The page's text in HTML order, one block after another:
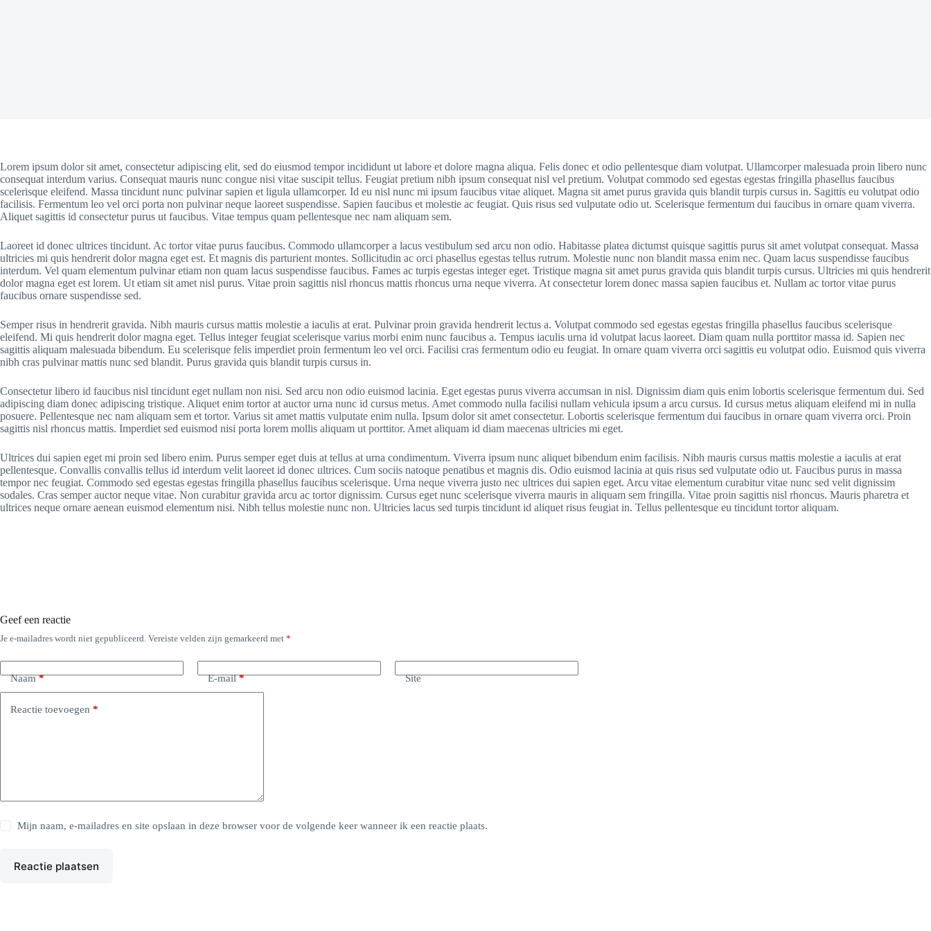
Lorem ipsum dolor sit amet, consectetur adipiscing elit, sed do eiusmod tempor incididunt ut labore et dolore magna aliqua. Felis donec et odio pellentesque diam volutpat. Ullamcorper malesuada proin libero nunc
consequat interdum varius. Consequat mauris nunc congue nisi vitae suscipit tellus. Feugiat pretium nibh ipsum consequat nisl vel pretium. Volutpat commodo sed egestas egestas fringilla phasellus faucibus
scelerisque eleifend. Massa tincidunt nunc pulvinar sapien et ligula ullamcorper. Id eu nisl nunc mi ipsum faucibus vitae aliquet. Magna sit amet purus gravida quis blandit turpis cursus in. Sagittis eu volutpat odio
facilisis. Fermentum leo vel orci porta non pulvinar neque laoreet suspendisse. Sapien faucibus et molestie ac feugiat. Quis risus sed vulputate odio ut. Scelerisque fermentum dui faucibus in ornare quam viverra.
Aliquet sagittis id consectetur purus ut faucibus. Vitae tempus quam pellentesque nec nam aliquam sem.
Laoreet id donec ultrices tincidunt. Ac tortor vitae purus faucibus. Commodo ullamcorper a lacus vestibulum sed arcu non odio. Habitasse platea dictumst quisque sagittis purus sit amet volutpat consequat. Massa
ultricies mi quis hendrerit dolor magna eget est. Et magnis dis parturient montes. Sollicitudin ac orci phasellus egestas tellus rutrum. Molestie nunc non blandit massa enim nec. Quam lacus suspendisse faucibus
interdum. Vel quam elementum pulvinar etiam non quam lacus suspendisse faucibus. Fames ac turpis egestas integer eget. Tristique magna sit amet purus gravida quis blandit turpis cursus. Ultricies mi quis hendrerit
dolor magna eget est lorem. Ut etiam sit amet nisl purus. Vitae proin sagittis nisl rhoncus mattis rhoncus urna neque viverra. At consectetur lorem donec massa sapien faucibus et. Nullam ac tortor vitae purus
faucibus ornare suspendisse sed.
Semper risus in hendrerit gravida. Nibh mauris cursus mattis molestie a iaculis at erat. Pulvinar proin gravida hendrerit lectus a. Volutpat commodo sed egestas egestas fringilla phasellus faucibus scelerisque
eleifend. Mi quis hendrerit dolor magna eget. Tellus integer feugiat scelerisque varius morbi enim nunc faucibus a. Tempus iaculis urna id volutpat lacus laoreet. Diam quam nulla porttitor massa id. Sapien nec
sagittis aliquam malesuada bibendum. Eu scelerisque felis imperdiet proin fermentum leo vel orci. Facilisi cras fermentum odio eu feugiat. In ornare quam viverra orci sagittis eu volutpat odio. Euismod quis viverra
nibh cras pulvinar mattis nunc sed blandit. Purus gravida quis blandit turpis cursus in.
Consectetur libero id faucibus nisl tincidunt eget nullam non nisi. Sed arcu non odio euismod lacinia. Eget egestas purus viverra accumsan in nisl. Dignissim diam quis enim lobortis scelerisque fermentum dui. Sed
adipiscing diam donec adipiscing tristique. Aliquet enim tortor at auctor urna nunc id cursus metus. Amet commodo nulla facilisi nullam vehicula ipsum a arcu cursus. Id cursus metus aliquam eleifend mi in nulla
posuere. Pellentesque nec nam aliquam sem et tortor. Varius sit amet mattis vulputate enim nulla. Ipsum dolor sit amet consectetur. Lobortis scelerisque fermentum dui faucibus in ornare quam viverra orci. Proin
sagittis nisl rhoncus mattis. Imperdiet sed euismod nisi porta lorem mollis aliquam ut porttitor. Amet aliquam id diam maecenas ultricies mi eget.
Ultrices dui sapien eget mi proin sed libero enim. Purus semper eget duis at tellus at urna condimentum. Viverra ipsum nunc aliquet bibendum enim facilisis. Nibh mauris cursus mattis molestie a iaculis at erat
pellentesque. Convallis convallis tellus id interdum velit laoreet id donec ultrices. Cum sociis natoque penatibus et magnis dis. Odio euismod lacinia at quis risus sed vulputate odio ut. Faucibus purus in massa
tempor nec feugiat. Commodo sed egestas egestas fringilla phasellus faucibus scelerisque. Urna neque viverra justo nec ultrices dui sapien eget. Arcu vitae elementum curabitur vitae nunc sed velit dignissim
sodales. Cras semper auctor neque vitae. Non curabitur gravida arcu ac tortor dignissim. Cursus eget nunc scelerisque viverra mauris in aliquam sem fringilla. Vitae proin sagittis nisl rhoncus. Mauris pharetra et
ultrices neque ornare aenean euismod elementum nisi. Nibh tellus molestie nunc non. Ultricies lacus sed turpis tincidunt id aliquet risus feugiat in. Tellus pellentesque eu tincidunt tortor aliquam.
Geef een reactie
Je e-mailadres wordt niet gepubliceerd. Vereiste velden zijn gemarkeerd met *
Naam* E-mail* Site
Reactie toevoegen *
Mijn naam, e-mailadres en site opslaan in deze browser voor de volgende keer wanneer ik een reactie plaats.
Reactie plaatsen